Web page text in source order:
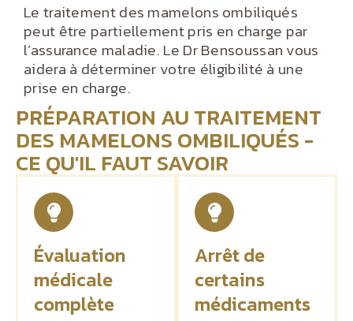
Le traitement des mamelons ombiliqués
peut être partiellement pris en charge par
l’assurance maladie. Le Dr Bensoussan vous
aidera à déterminer votre éligibilité à une
prise en charge.
PRÉPARATION AU TRAITEMENT
DES MAMELONS OMBILIQUÉS -
CE QU'IL FAUT SAVOIR
Évaluation
médicale
complète
Arrêt de
certains
médicaments